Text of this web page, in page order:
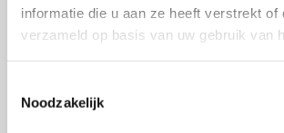
informatie die u aan ze heeft verstrekt of
verzameld op basis van uw gebruik van
Noodzakelijk
Ja
Kostenplaatsnummer